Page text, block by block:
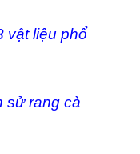
vật liệu phổ
sử rang cà